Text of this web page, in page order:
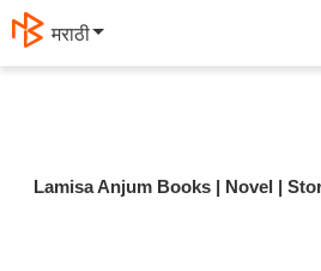
मराठी
Lamisa Anjum Books | Novel |